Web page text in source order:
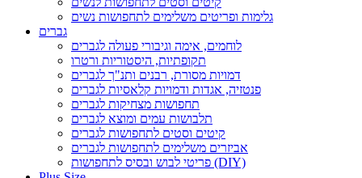
גלימות ופריטים משלימים לתחפושות נשים
גברים
לוחמים, אימה וגיבורי פעולה לגברים
תקופתיות, היסטוריות ורטרו
דמויות מסורת, רבנים ותנ"ך לגברים
פנטזיה, אגדות ודמויות קלאסיות לגברים
תחפושות מצחיקות לגברים
תלבושות עמים ומוצא לגברים
קיטים וסטים לתחפושות לגברים
אביזרים משלימים לתחפושות לגברים
פריטי לבוש ובסיס לתחפושות (DIY)